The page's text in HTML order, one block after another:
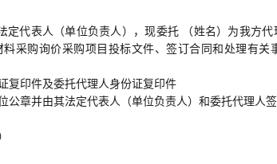
定代表人（单位负责人），现委托 （姓名）为我方
采购询价采购项目投标文件、签订合同和处理有
复印件及委托代理人身份证复印件
章并由其法定代表人（单位负责人）和委托代理人签